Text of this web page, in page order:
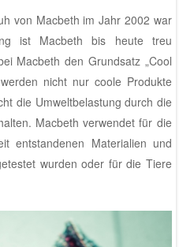
von Macbeth im Jahr 2002 war
ist Macbeth bis heute treu
Macbeth den Grundsatz „Cool
nicht nur coole Produkte
die Umweltbelastung durch die
Macbeth verwendet für die
entstandenen Materialien und
wurden oder für die Tiere